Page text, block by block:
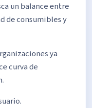
un balance entre
de consumibles y
ya
curva de